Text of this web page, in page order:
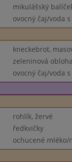
mikulášský
ovocný čaj/voda
kneckebrot,
zeleninová
ovocný čaj/voda
rohlík, žervé
ředkvičky
ochucené